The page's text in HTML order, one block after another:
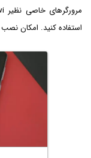
استفاده کنید. امکان نصب